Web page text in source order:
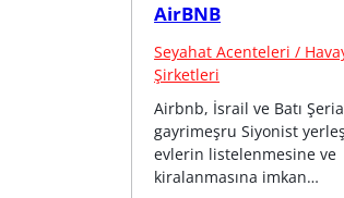
AirBNB
Seyahat Acenteleri /
Şirketleri
Airbnb, İsrail ve Batı
gayrimeşru Siyonist
evlerin listelenmesine ve
kiralanmasına imkan…